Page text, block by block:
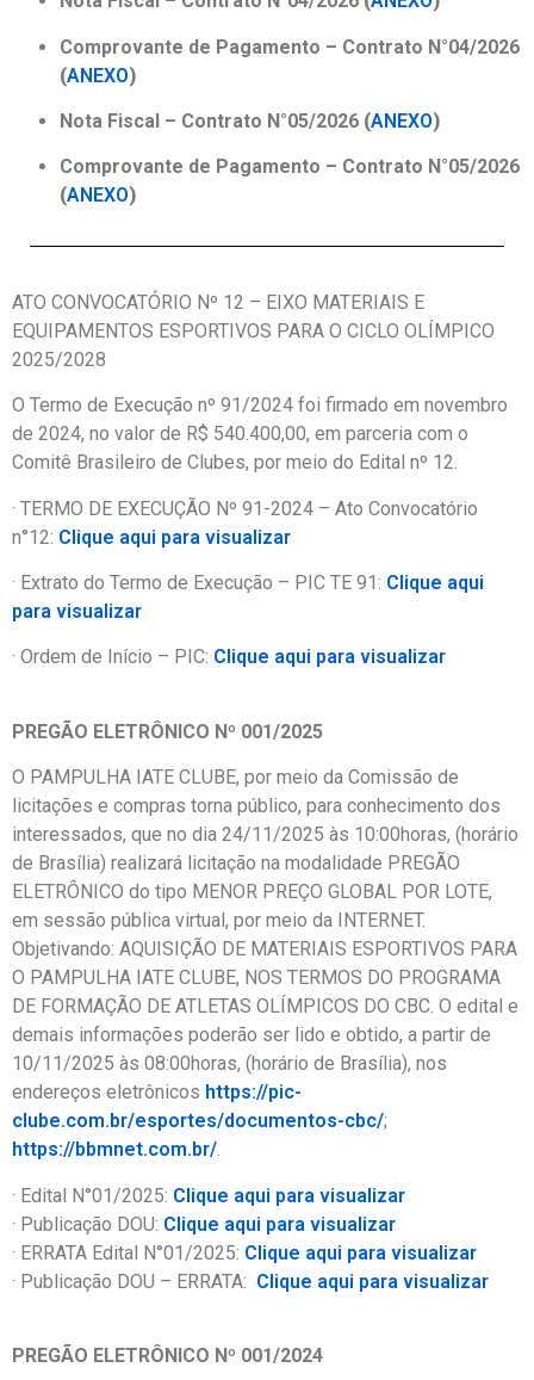
Comprovante de Pagamento – Contrato N°04/2026
(ANEXO)
Nota Fiscal – Contrato N°05/2026 (ANEXO)
Comprovante de Pagamento – Contrato N°05/2026
(ANEXO)
ATO CONVOCATÓRIO Nº 12 – EIXO MATERIAIS E
EQUIPAMENTOS ESPORTIVOS PARA O CICLO OLÍMPICO
2025/2028
O Termo de Execução nº 91/2024 foi firmado em novembro
de 2024, no valor de R$ 540.400,00, em parceria com o
Comitê Brasileiro de Clubes, por meio do Edital nº 12.
· TERMO DE EXECUÇÃO Nº 91-2024 – Ato Convocatório
n°12: Clique aqui para visualizar
· Extrato do Termo de Execução – PIC TE 91: Clique aqui
para visualizar
· Ordem de Início – PIC: Clique aqui para visualizar
PREGÃO ELETRÔNICO Nº 001/2025
O PAMPULHA IATE CLUBE, por meio da Comissão de
licitações e compras torna público, para conhecimento dos
interessados, que no dia 24/11/2025 às 10:00horas, (horário
de Brasília) realizará licitação na modalidade PREGÃO
ELETRÔNICO do tipo MENOR PREÇO GLOBAL POR LOTE,
em sessão pública virtual, por meio da INTERNET.
Objetivando: AQUISIÇÃO DE MATERIAIS ESPORTIVOS PARA
O PAMPULHA IATE CLUBE, NOS TERMOS DO PROGRAMA
DE FORMAÇÃO DE ATLETAS OLÍMPICOS DO CBC. O edital e
demais informações poderão ser lido e obtido, a partir de
10/11/2025 às 08:00horas, (horário de Brasília), nos
endereços eletrônicos https://pic-
clube.com.br/esportes/documentos-cbc/;
https://bbmnet.com.br/.
· Edital N°01/2025: Clique aqui para visualizar
· Publicação DOU: Clique aqui para visualizar
· ERRATA Edital N°01/2025: Clique aqui para visualizar
· Publicação DOU – ERRATA: Clique aqui para visualizar
PREGÃO ELETRÔNICO Nº 001/2024